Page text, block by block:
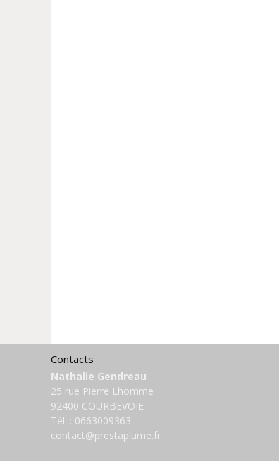
Contacts
Nathalie Gendreau
25 rue Pierre Lhomme
92400 COURBEVOIE
Tél. : 0663009363
contact@prestaplume.fr